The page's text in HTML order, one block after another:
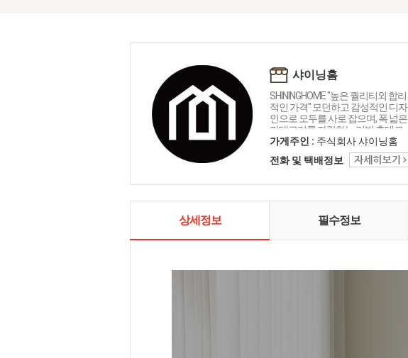
샤이닝홈
SHININGHOME "높은 퀄리티외 합리
적인 가격" 모던하고 감성적인 디자
인으로 모두를 사로 잡으며, 폭 넓은
카테고리를 자랑하는 리빙 홈데코
인테리어 샤이닝홈입니다.
가게주인 : 주식회사 샤이닝홈
전화 및 택배정보
상세정보 필수정보